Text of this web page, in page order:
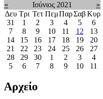
« Ιούνιος 2021
»
Δευ Τρι Τετ ΠεμΠαρΣαβΚυρ
31
1 2 3 4 5
6
7
8 9 10 11 12
13
14
15 16 17 18 19
20
21
22 23 24 25 26
27
28
29 30 1 2 3
4
5
6 7 8 9 10 11
Αρχείο